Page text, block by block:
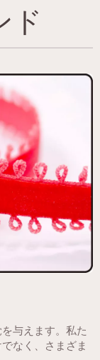
ド
与えます。私た
なく、さまざま